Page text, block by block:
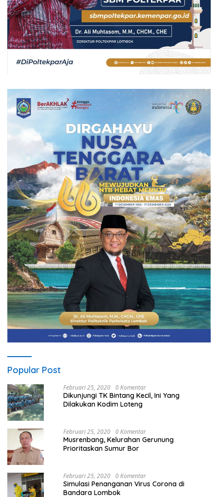
Popular Post
Februari 25, 2020 0 Komentar
Dikunjungi TK Bintang Kecil, Ini Yang
Dilakukan Kodim Loteng
Februari 25, 2020 0 Komentar
Musrenbang, Kelurahan Gerunung
Prioritaskan Sumur Bor
Februari 25, 2020 0 Komentar
Simulasi Penanganan Virus Corona di
Bandara Lombok